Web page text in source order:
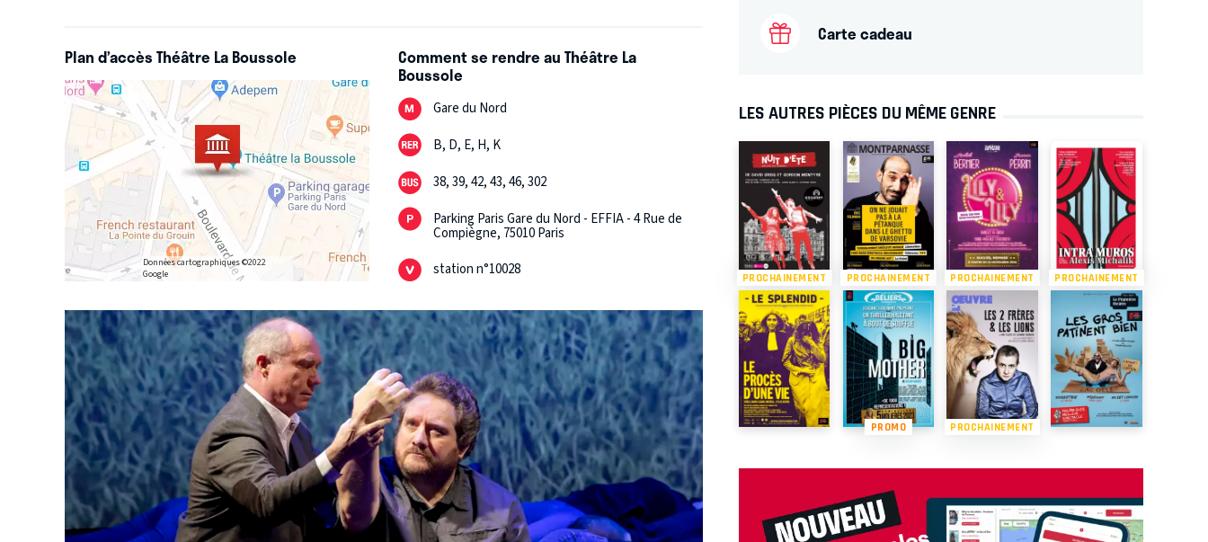
Plan d’accès Théâtre La Boussole
Données cartographiques ©2022
Google
Comment se rendre au Théâtre La
Boussole
Gare du Nord
B, D, E, H, K
38, 39, 42, 43, 46, 302
Parking Paris Gare du Nord - EFFIA - 4 Rue de
Compiègne, 75010 Paris
station n°10028
Carte cadeau
LES AUTRES PIÈCES DU MÊME GENRE
PROCHAINEMENT PROCHAINEMENT PROCHAINEMENT PROCHAINEMENT
PROMO PROCHAINEMENT